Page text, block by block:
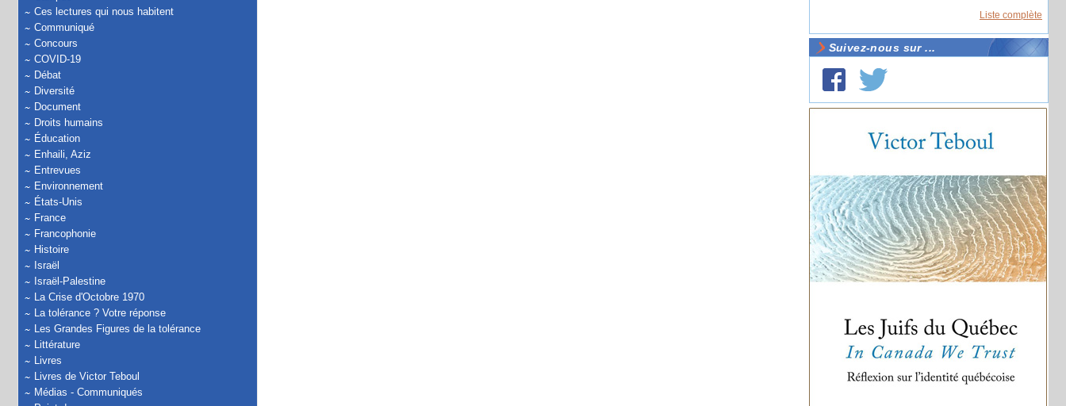
Ces lectures qui nous habitent
Communiqué
Concours
COVID-19
Débat
Diversité
Document
Droits humains
Éducation
Enhaili, Aziz
Entrevues
Environnement
États-Unis
France
Francophonie
Histoire
Israël
Israël-Palestine
La Crise d'Octobre 1970
La tolérance ? Votre réponse
Les Grandes Figures de la tolérance
Littérature
Livres
Livres de Victor Teboul
Médias - Communiqués
Liste complète
Suivez-nous sur ...